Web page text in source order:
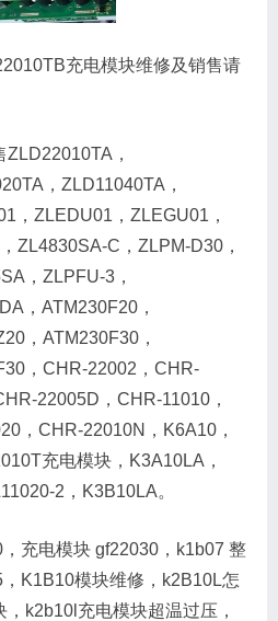
充电模块维修及销售请
，
，ZLD11040TA，
，ZLEDU01，ZLEGU01，
ZL4830SA-C，ZLPM-D30，
，ZLPFU-3，
，ATM230F20，
，ATM230F30，
，CHR-22002，CHR-
22005D，CHR-11010，
，CHR-22010N，K6A10，
充电模块，K3A10LA，
2，K3B10LA。
充电模块 gf22030，k1b07 整
K1B10模块维修，k2B10L怎
k2b10l充电模块超温过压，